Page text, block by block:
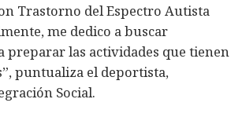
Trastorno del Espectro Autista
me dedico a buscar
preparar las actividades que tienen
puntualiza el deportista,
Social.